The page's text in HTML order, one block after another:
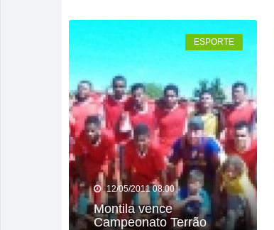
ESPORTE
12/05/2011 08:00
Montila vence
Campeonato Terrão